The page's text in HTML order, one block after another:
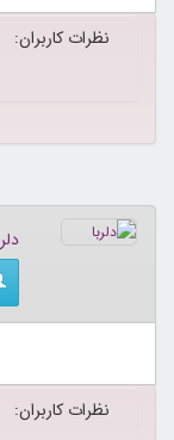
نظرات کاربران:
نظرات کاربران: